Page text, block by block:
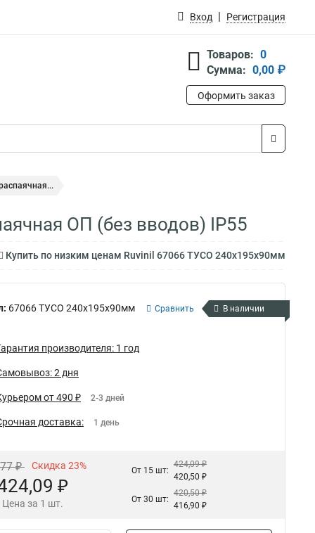
Вход Регистрация
Товаров: 0
Сумма: 0,00 ₽
Оформить заказ
ОП (без вводов) IP55
Купить по низким ценам Ruvinil 67066 ТУСО 240х195х90мм
67066 ТУСО 240х195х90мм Сравнить В наличии
производителя: 1 год
2 дня
от 490 ₽ 2-3 дней
доставка: 1 день
₽ Скидка 23%
₽
Цена за 1 шт.
От 15 шт:
424,09 ₽
420,50 ₽
От 30 шт:
420,50 ₽
416,90 ₽